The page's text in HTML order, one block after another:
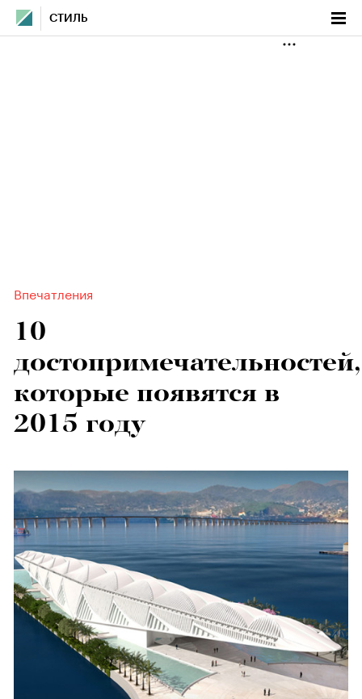
СТИЛЬ
Впечатления
10
достопримечательностей,
которые появятся в
2015 году